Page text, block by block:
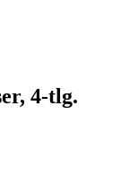
4-tlg.